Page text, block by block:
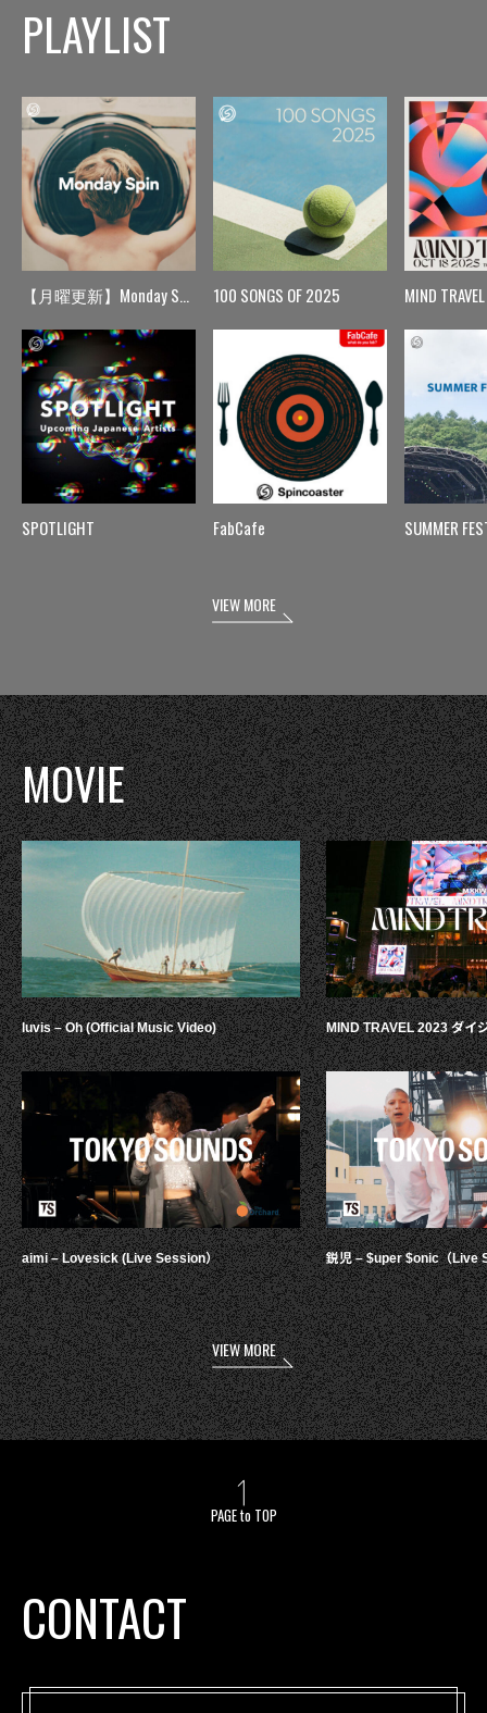
PLAYLIST
【月曜更新】Monday Spin
SPOTLIGHT
100 SONGS OF 2025
FabCafe
MIND TRAVEL
SUMMER
VIEW MORE
MOVIE
luvis – Oh (Official Music Video)
aimi – Lovesick (Live Session）
MIND TRAVEL 2023 ダイ
鋭児 – $uper $onic（Live
VIEW MORE
PAGE to TOP
CONTACT